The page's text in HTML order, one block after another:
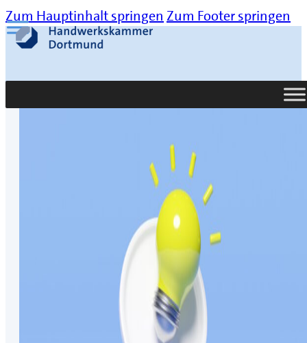
Zum Hauptinhalt springen Zum Footer springen
Suche